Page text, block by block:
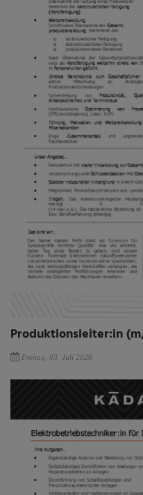
Produktionsleiter:in
Freitag, 03. Juli 2026